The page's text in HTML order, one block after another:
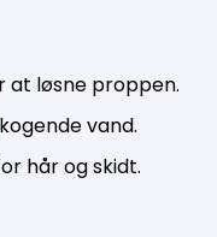
at løsne proppen.
vand.
hår og skidt.